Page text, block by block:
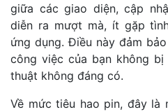
giữa các giao diện, cập
diễn ra mượt mà, ít gặp
ứng dụng. Điều này đảm
công việc của bạn không
thuật không đáng có.
Về mức tiêu hao pin, đây là